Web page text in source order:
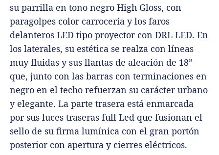
su parrilla en tono negro High Gloss, con
paragolpes color carrocería y los faros
delanteros LED tipo proyector con DRL LED. En
los laterales, su estética se realza con líneas
muy fluidas y sus llantas de aleación de 18”
que, junto con las barras con terminaciones en
negro en el techo refuerzan su carácter urbano
y elegante. La parte trasera está enmarcada
por sus luces traseras full Led que fusionan el
sello de su firma lumínica con el gran portón
posterior con apertura y cierres eléctricos.